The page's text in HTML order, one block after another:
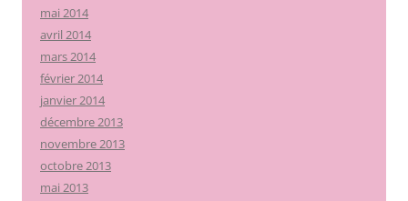
mai 2014
avril 2014
mars 2014
février 2014
janvier 2014
décembre 2013
novembre 2013
octobre 2013
mai 2013